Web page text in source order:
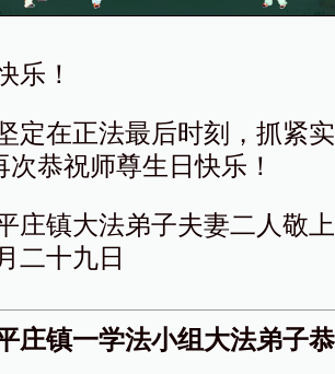
乐！
定在正法最后时刻，抓紧
次恭祝师尊生日快乐！
庄镇大法弟子夫妻二人敬上
二十九日
庄镇一学法小组大法弟子